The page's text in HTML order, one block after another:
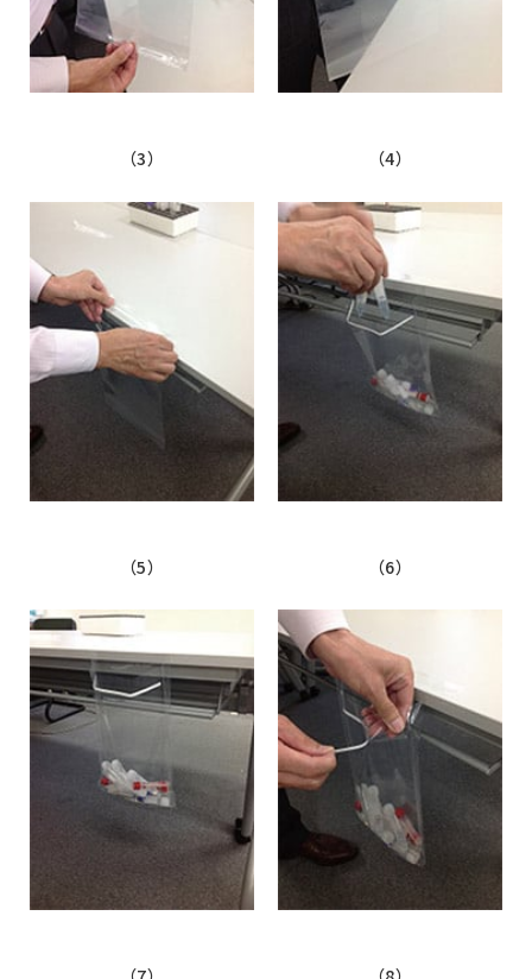
（3） （4）
（5） （6）